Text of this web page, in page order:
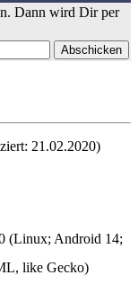
Dann wird Dir per
21.02.2020)
Android 14;
like Gecko)